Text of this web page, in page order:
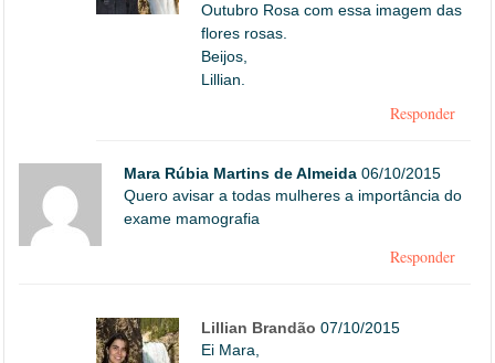
Outubro Rosa com essa imagem das
flores rosas.
Beijos,
Lillian.
Responder
Mara Rúbia Martins de Almeida 06/10/2015
Quero avisar a todas mulheres a importância do
exame mamografia
Responder
Lillian Brandão 07/10/2015
Ei Mara,